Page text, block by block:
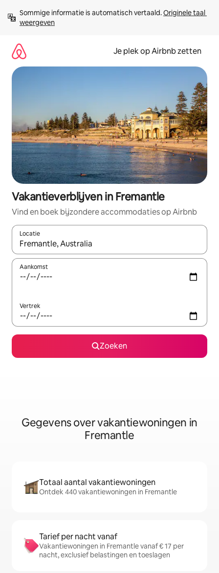
direct
naar
Sommige informatie is automatisch vertaald. Originele taal
weergeven
Je plek op Airbnb zetten
Vakantieverblijven in Fremantle
Vind en boek bijzondere accommodaties op Airbnb
Locatie
Wanneer er resultaten beschikbaar zijn, maak je een keuze
Aankomst
Vertrek
Zoeken
Gegevens over vakantiewoningen in
Fremantle
Totaal aantal vakantiewoningen
Ontdek 440 vakantiewoningen in Fremantle
Tarief per nacht vanaf
Vakantiewoningen in Fremantle vanaf € 17 per
nacht, exclusief belastingen en toeslagen